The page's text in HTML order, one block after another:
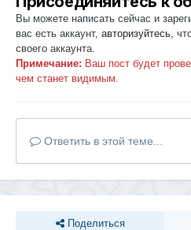
Вы можете написать сейчас и
вас есть аккаунт, авторизуйтесь ,
своего аккаунта.
Примечание: Ваш пост будет
чем станет видимым.
Ответить в этой теме...
Поделиться